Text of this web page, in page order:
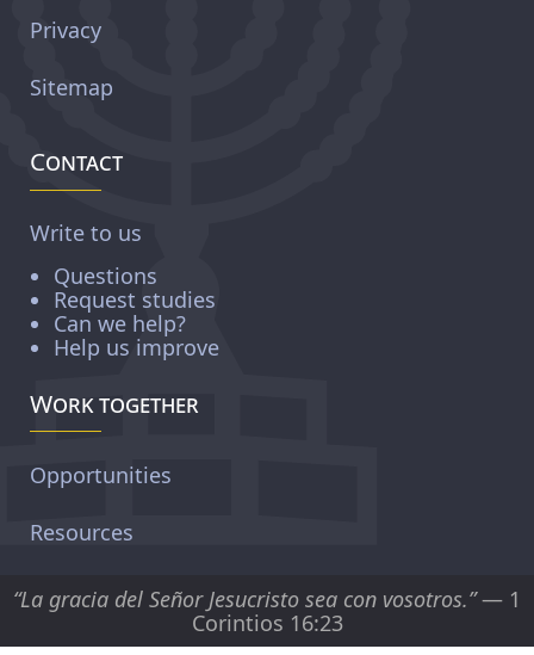
Privacy
Sitemap
Contact
Write to us
Questions
Request studies
Can we help?
Help us improve
Work together
Opportunities
Resources
“La gracia del Señor Jesucristo sea con vosotros.”— 1
Corintios 16:23